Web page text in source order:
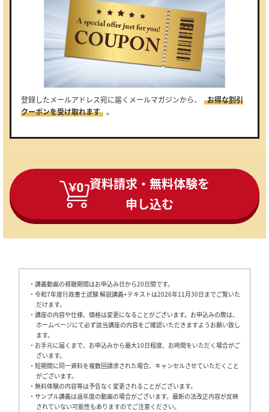
登録したメールアドレス宛に届くメールマガジンから、
お得な割引
クーポンを受け取れます 。
資料請求・無料体験を
申し込む
・講義動画の視聴期間はお申込み日から20日間です。
・令和7年度行政書士試験 解説講義+テキストは2026年11月30日までご覧いた
だけます。
・講座の内容や仕様、価格は変更になることがございます。お申込みの際は、
ホームページにて必ず該当講座の内容をご確認いただきますようお願い致し
ます。
・お手元に届くまで、お申込みから最大10日程度、お時間をいただく場合がご
ざいます。
・短期間に同一資料を複数回請求された場合、キャンセルさせていただくこと
がございます。
・無料体験の内容等は予告なく変更されることがございます。
・サンプル講義は過年度の動画の場合がございます。最新の法改正内容が反映
されていない可能性もありますのでご注意ください。